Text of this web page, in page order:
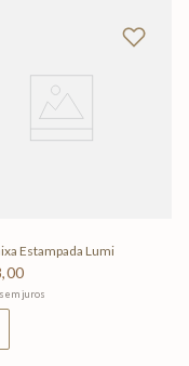
Estampada Lumi
,00
sem juros